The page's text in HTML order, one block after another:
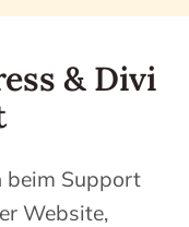
& Divi
beim Support
Website,